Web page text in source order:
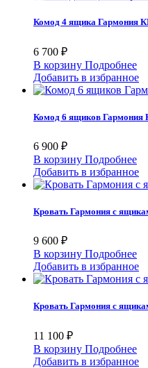
Комод 4 ящика Гармония
6 700 ₽
В корзину Подробнее
Добавить в избранное
Комод 6 ящиков
6 900 ₽
В корзину Подробнее
Добавить в избранное
Кровать Гармония с
9 600 ₽
В корзину Подробнее
Добавить в избранное
Кровать Гармония с
11 100 ₽
В корзину Подробнее
Добавить в избранное